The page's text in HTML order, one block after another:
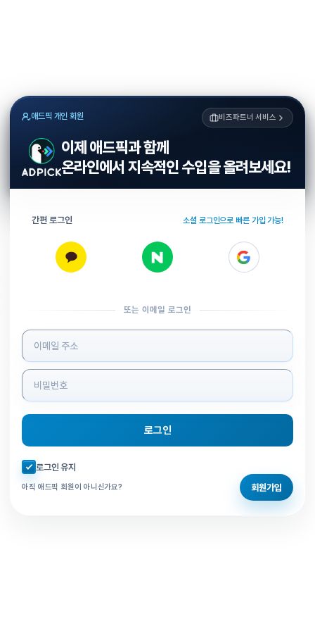
애드픽 개인 회원 비즈파트너 서비스
이제 애드픽과 함께
온라인에서 지속적인 수입을 올려보세요!
간편 로그인 소셜 로그인으로 빠른 가입 가능!
또는 이메일 로그인
로그인 정보 입력
로그인
자동로그인 체크
로그인 유지
아직 애드픽 회원이 아니신가요? 회원가입